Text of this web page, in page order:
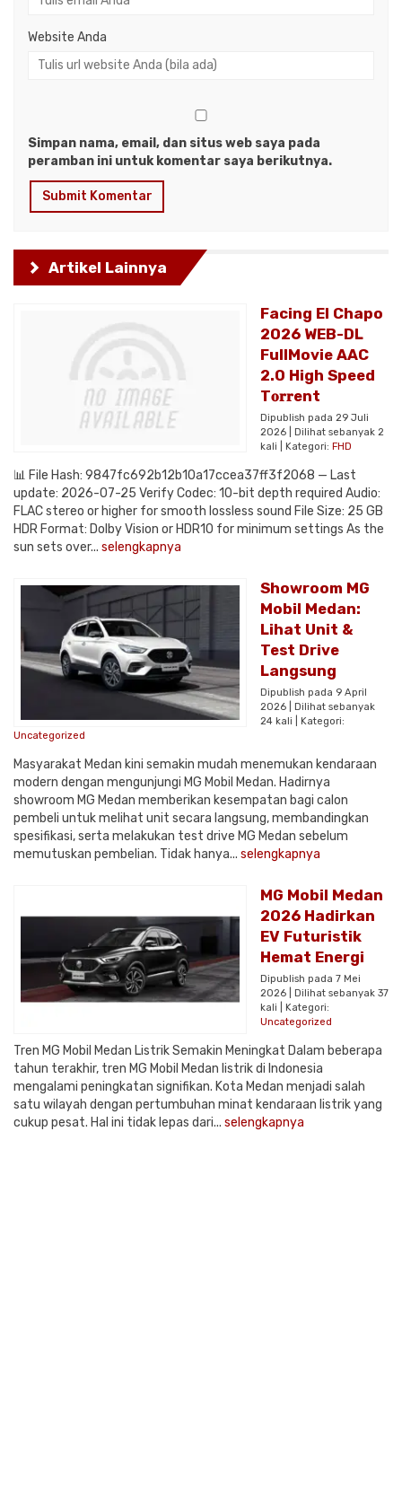
Website Anda
Simpan nama, email, dan situs web saya pada
peramban ini untuk komentar saya berikutnya.
Artikel Lainnya
Facing El Chapo
2026 WEB-DL
FullMovie AAC
2.0 High Speed
T𝐨𝐫𝐫ent
Dipublish pada 29 Juli
2026 | Dilihat sebanyak 2
kali | Kategori: FHD
📊 File Hash: 9847fc692b12b10a17ccea37ff3f2068 — Last
update: 2026-07-25 Verify Codec: 10-bit depth required Audio:
FLAC stereo or higher for smooth lossless sound File Size: 25 GB
HDR Format: Dolby Vision or HDR10 for minimum settings As the
sun sets over... selengkapnya
Showroom MG
Mobil Medan:
Lihat Unit &
Test Drive
Langsung
Dipublish pada 9 April
2026 | Dilihat sebanyak
24 kali | Kategori:
Uncategorized
Masyarakat Medan kini semakin mudah menemukan kendaraan
modern dengan mengunjungi MG Mobil Medan. Hadirnya
showroom MG Medan memberikan kesempatan bagi calon
pembeli untuk melihat unit secara langsung, membandingkan
spesifikasi, serta melakukan test drive MG Medan sebelum
memutuskan pembelian. Tidak hanya... selengkapnya
MG Mobil Medan
2026 Hadirkan
EV Futuristik
Hemat Energi
Dipublish pada 7 Mei
2026 | Dilihat sebanyak 37
kali | Kategori:
Uncategorized
Tren MG Mobil Medan Listrik Semakin Meningkat Dalam beberapa
tahun terakhir, tren MG Mobil Medan listrik di Indonesia
mengalami peningkatan signifikan. Kota Medan menjadi salah
satu wilayah dengan pertumbuhan minat kendaraan listrik yang
cukup pesat. Hal ini tidak lepas dari... selengkapnya